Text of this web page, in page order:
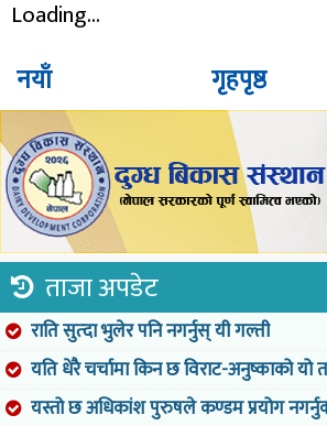
Loading...
नयाँ गृहपृष्ठ
ताजा अपडेट
राति सुत्दा भुलेर पनि नगर्नुस् यी गल्ती
यति धेरै चर्चामा किन छ विराट-अनुष्काको यो
यस्तो छ अधिकांश पुरुषले कण्डम प्रयोग